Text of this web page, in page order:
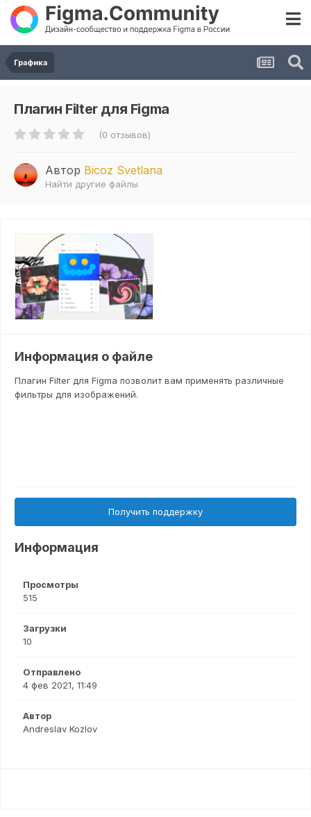
Графика
Плагин Filter для Figma
(0 отзывов)
Автор Bicoz Svetlana
Найти другие файлы
Информация о файле
Плагин Filter для Figma позволит вам применять различные
фильтры для изображений.
Получить поддержку
Информация
Просмотры
515
Загрузки
10
Отправлено
4 фев 2021, 11:49
Автор
Andreslav Kozlov